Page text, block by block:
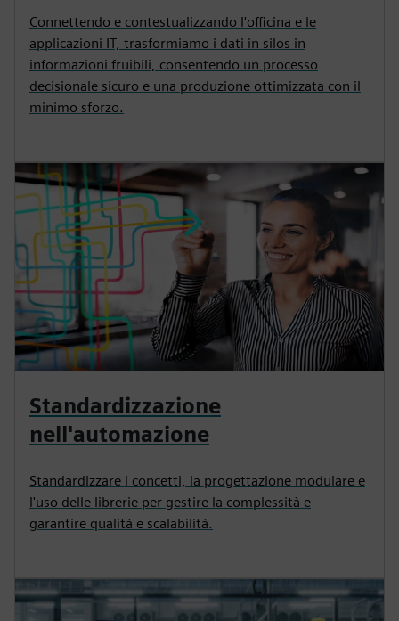
Connettendo e contestualizzando l'officina e le
applicazioni IT, trasformiamo i dati in silos in
informazioni fruibili, consentendo un processo
decisionale sicuro e una produzione ottimizzata con il
minimo sforzo.
Standardizzazione
nell'automazione
Standardizzare i concetti, la progettazione modulare e
l'uso delle librerie per gestire la complessità e
garantire qualità e scalabilità.